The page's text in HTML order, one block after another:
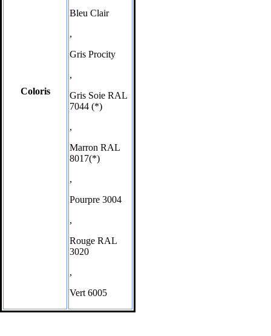
Coloris
Bleu Clair
,
Gris Procity
,
Gris Soie RAL
7044 (*)
,
Marron RAL
8017(*)
,
Pourpre 3004
,
Rouge RAL
3020
,
Vert 6005